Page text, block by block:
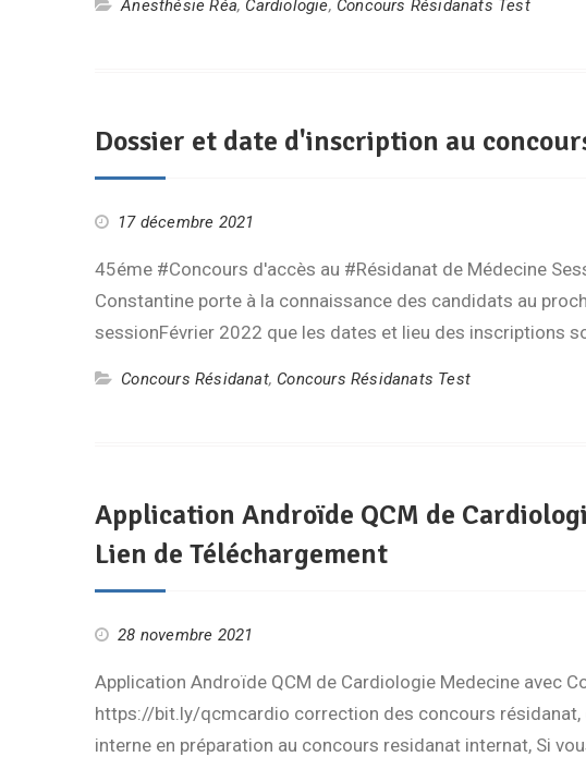
Anesthésie Réa, Cardiologie, Concours Résidanats Test
Dossier et date d'inscription au
17 décembre 2021
45éme #Concours d'accès au #Résidanat de Médecine
Constantine porte à la connaissance des candidats au
sessionFévrier 2022 que les dates et lieu des inscriptions
Concours Résidanat, Concours Résidanats Test
Application Androïde QCM de
Lien de Téléchargement
28 novembre 2021
Application Androïde QCM de Cardiologie Medecine avec
https://bit.ly/qcmcardio correction des concours résidanat,
interne en préparation au concours residanat internat, Si